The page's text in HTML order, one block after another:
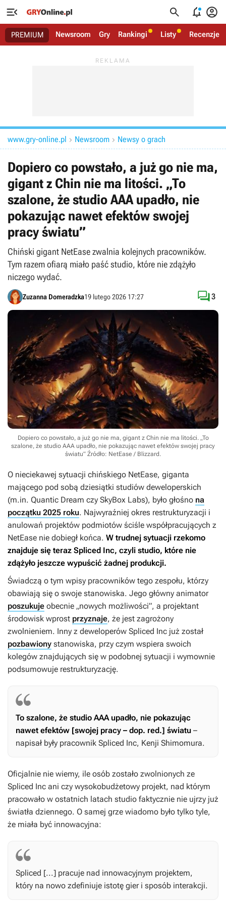
   
PREMIUM Newsroom Gry Rankingi Listy Recenzje
www.gry-online.pl  Newsroom  Newsy o grach
Dopiero co powstało, a już go nie ma,
gigant z Chin nie ma litości. „To
szalone, że studio AAA upadło, nie
pokazując nawet efektów swojej
pracy światu”
Chiński gigant NetEase zwalnia kolejnych pracowników.
Tym razem ofiarą miało paść studio, które nie zdążyło
niczego wydać.
Zuzanna Domeradzka19 lutego 2026 17:27 3
Dopiero co powstało, a już go nie ma, gigant z Chin nie ma litości. „To
szalone, że studio AAA upadło, nie pokazując nawet efektów swojej pracy
światu” Źródło: NetEase / Blizzard .
O nieciekawej sytuacji chińskiego NetEase, giganta
mającego pod sobą dziesiątki studiów deweloperskich
(m.in. Quantic Dream czy SkyBox Labs), było głośno na
początku 2025 roku. Najwyraźniej okres restrukturyzacji i
anulowań projektów podmiotów ściśle współpracujących z
NetEase nie dobiegł końca. W trudnej sytuacji rzekomo
znajduje się teraz Spliced Inc, czyli studio, które nie
zdążyło jeszcze wypuścić żadnej produkcji.
Świadczą o tym wpisy pracowników tego zespołu, którzy
obawiają się o swoje stanowiska. Jego główny animator
poszukuje obecnie „nowych możliwości”, a projektant
środowisk wprost przyznaje, że jest zagrożony
zwolnieniem. Inny z deweloperów Spliced Inc już został
pozbawiony stanowiska, przy czym wspiera swoich
kolegów znajdujących się w podobnej sytuacji i wymownie
podsumowuje restrukturyzację.
To szalone, że studio AAA upadło, nie pokazując
nawet efektów [swojej pracy – dop. red.] światu –
napisał były pracownik Spliced Inc, Kenji Shimomura.
Oficjalnie nie wiemy, ile osób zostało zwolnionych ze
Spliced Inc ani czy wysokobudżetowy projekt, nad którym
pracowało w ostatnich latach studio faktycznie nie ujrzy już
światła dziennego. O samej grze wiadomo było tylko tyle,
że miała być innowacyjna:
Spliced [...] pracuje nad innowacyjnym projektem,
który na nowo zdefiniuje istotę gier i sposób interakcji.